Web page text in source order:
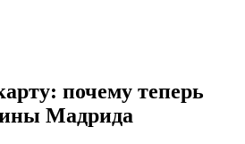
почему теперь
Мадрида